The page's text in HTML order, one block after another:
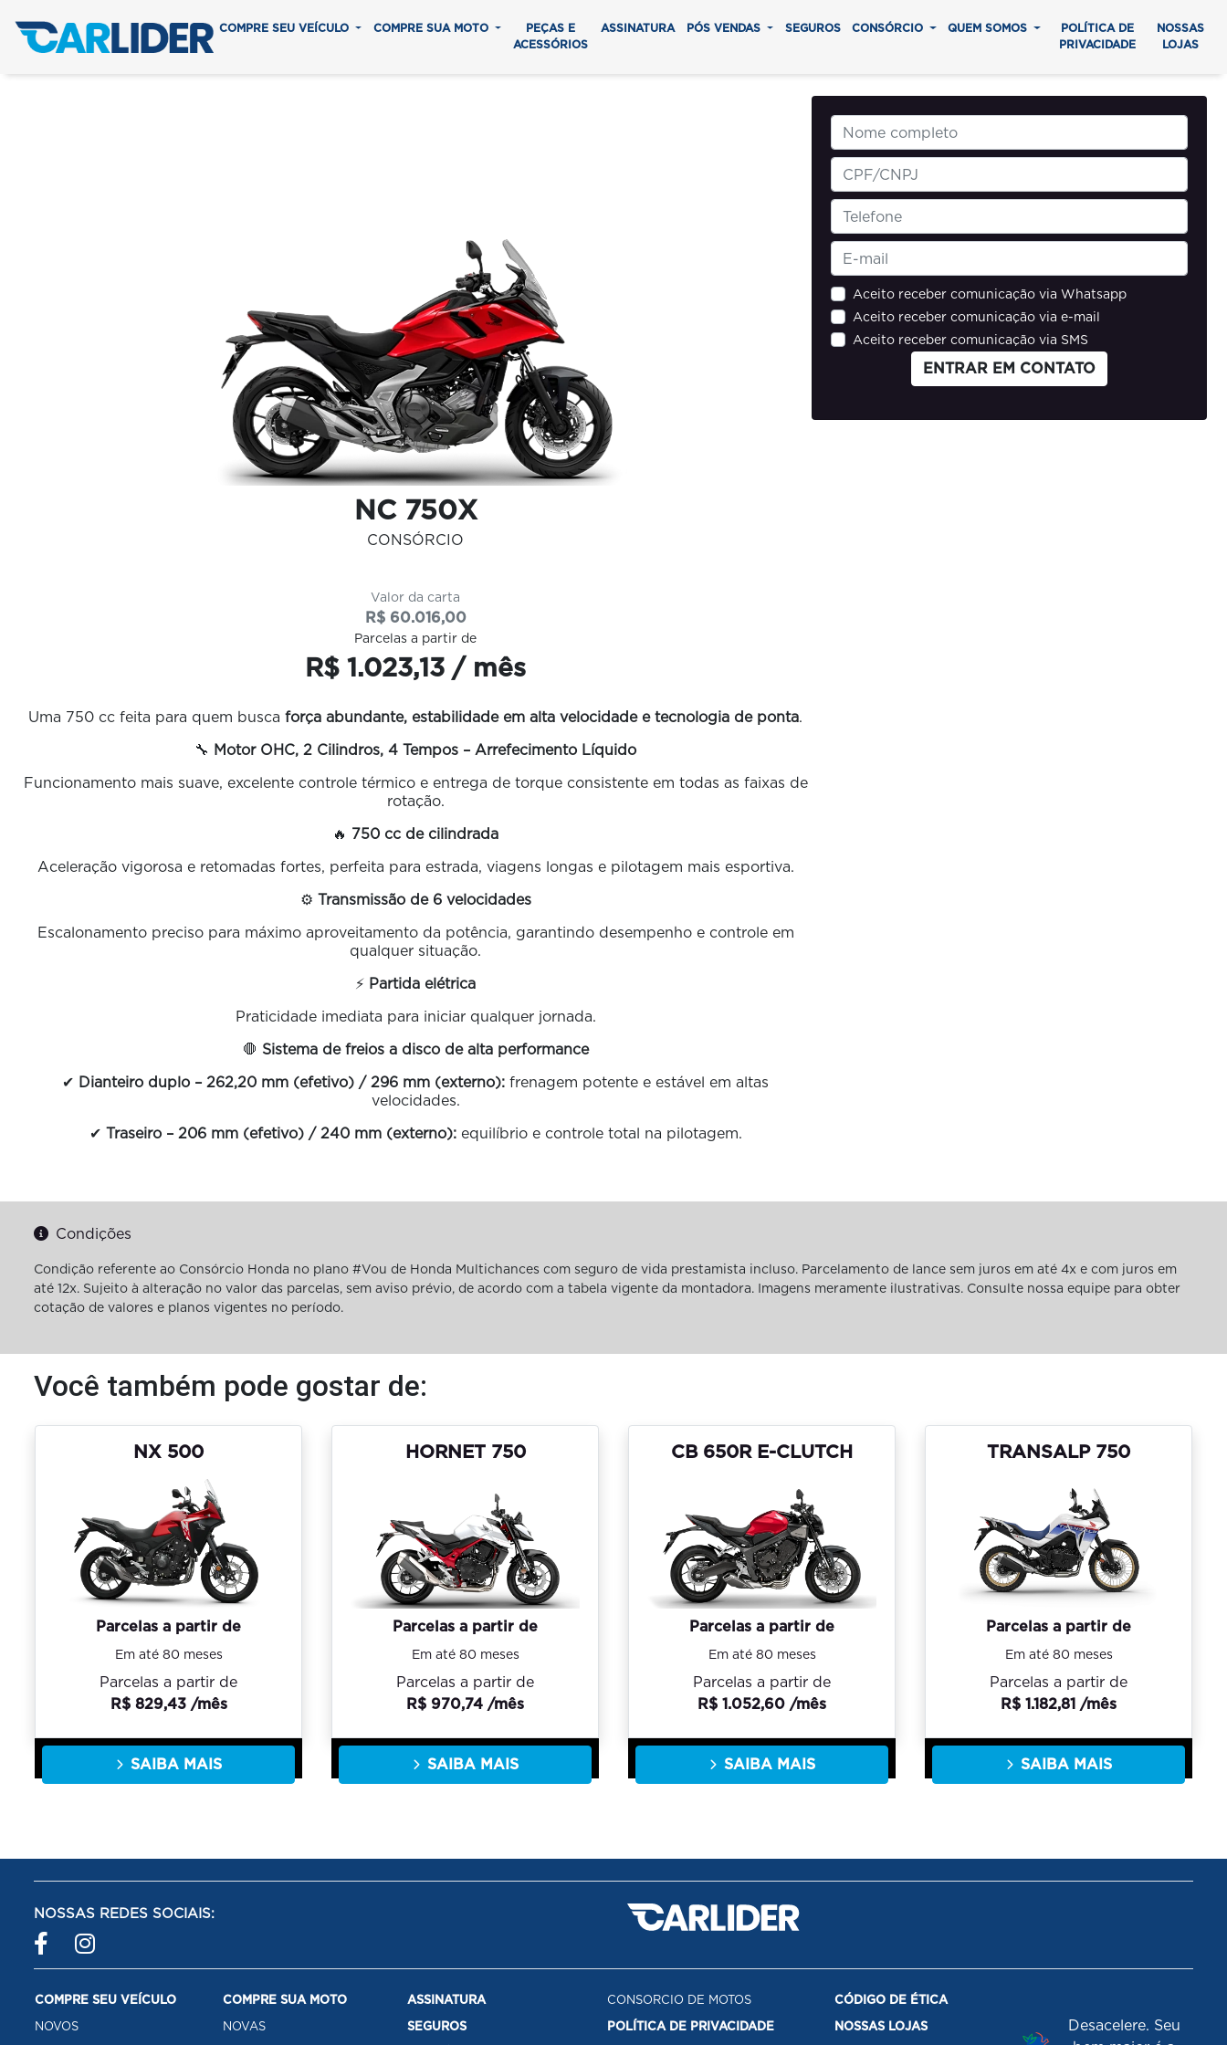
COMPRE SEU VEÍCULO COMPRE SUA MOTO
PEÇAS E
ACESSÓRIOS
ASSINATURA PÓS VENDAS SEGUROS CONSÓRCIO QUEM SOMOS
POLÍTICA DE
PRIVACIDADE
NOSSAS
LOJAS
NC 750X
CONSÓRCIO
Valor da carta
R$ 60.016,00
Parcelas a partir de
R$ 1.023,13 / mês
Uma 750 cc feita para quem buscaforça abundante, estabilidade em alta velocidade e tecnologia de ponta.
🔧 Motor OHC, 2 Cilindros, 4 Tempos – Arrefecimento Líquido
Funcionamento mais suave, excelente controle térmico e entrega de torque consistente em todas as faixas de
rotação.
🔥 750 cc de cilindrada
Aceleração vigorosa e retomadas fortes, perfeita para estrada, viagens longas e pilotagem mais esportiva.
⚙️ Transmissão de 6 velocidades
Escalonamento preciso para máximo aproveitamento da potência, garantindo desempenho e controle em
qualquer situação.
⚡ Partida elétrica
Praticidade imediata para iniciar qualquer jornada.
🛑 Sistema de freios a disco de alta performance
✔ Dianteiro duplo – 262,20 mm (efetivo) / 296 mm (externo): frenagem potente e estável em altas
velocidades.
✔ Traseiro – 206 mm (efetivo) / 240 mm (externo):equilíbrio e controle total na pilotagem.
Aceito receber comunicação via Whatsapp
Aceito receber comunicação via e-mail
Aceito receber comunicação via SMS
ENTRAR EM CONTATO
Condições
Condição referente ao Consórcio Honda no plano #Vou de Honda Multichances com seguro de vida prestamista incluso. Parcelamento de lance sem juros em até 4x e com juros em
até 12x. Sujeito à alteração no valor das parcelas, sem aviso prévio, de acordo com a tabela vigente da montadora. Imagens meramente ilustrativas. Consulte nossa equipe para obter
cotação de valores e planos vigentes no período.
Você também pode gostar de:
NX 500
Parcelas a partir de
Em até 80 meses
Parcelas a partir de
R$ 829,43 /mês
SAIBA MAIS
HORNET 750
Parcelas a partir de
Em até 80 meses
Parcelas a partir de
R$ 970,74 /mês
SAIBA MAIS
CB 650R E-CLUTCH
Parcelas a partir de
Em até 80 meses
Parcelas a partir de
R$ 1.052,60 /mês
SAIBA MAIS
TRANSALP 750
Parcelas a partir de
Em até 80 meses
Parcelas a partir de
R$ 1.182,81 /mês
SAIBA MAIS
NOSSAS REDES SOCIAIS:
COMPRE SEU VEÍCULO
NOVOS
COMPRE SUA MOTO
NOVAS
ASSINATURA
SEGUROS
CONSORCIO DE MOTOS
POLÍTICA DE PRIVACIDADE
CÓDIGO DE ÉTICA
NOSSAS LOJAS
Desacelere. Seu